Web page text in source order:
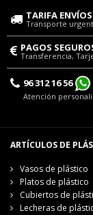
TARIFA
Transporte
PAGOS
Transferencia,
96 312 16 56
Atención
ARTÍCULOS DE
Vasos de plástico
Platos de plástico
Cubiertos de
Lecheras de